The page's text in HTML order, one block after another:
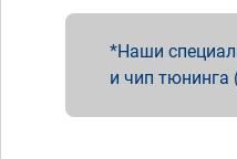
Наши
и чип тюнинга